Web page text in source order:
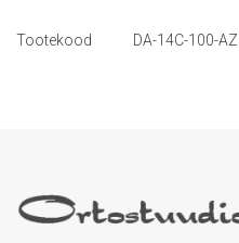
Tootekood DA-14C-100-AZ